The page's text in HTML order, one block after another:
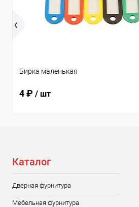
Бирка маленькая
4 ₽ / шт
Каталог
Дверная фурнитура
Мебельная фурнитура